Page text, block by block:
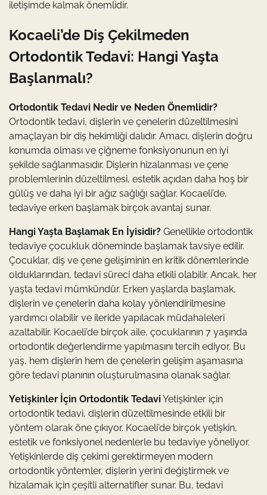
iletişimde kalmak önemlidir.
Kocaeli’de Diş Çekilmeden
Ortodontik Tedavi: Hangi Yaşta
Başlanmalı?
Ortodontik Tedavi Nedir ve Neden Önemlidir?
Ortodontik tedavi, dişlerin ve çenelerin düzeltilmesini
amaçlayan bir diş hekimliği dalıdır. Amacı, dişlerin doğru
konumda olması ve çiğneme fonksiyonunun en iyi
şekilde sağlanmasıdır. Dişlerin hizalanması ve çene
problemlerinin düzeltilmesi, estetik açıdan daha hoş bir
gülüş ve daha iyi bir ağız sağlığı sağlar. Kocaeli’de,
tedaviye erken başlamak birçok avantaj sunar.
Hangi Yaşta Başlamak En İyisidir? Genellikle ortodontik
tedaviye çocukluk döneminde başlamak tavsiye edilir.
Çocuklar, diş ve çene gelişiminin en kritik dönemlerinde
olduklarından, tedavi süreci daha etkili olabilir. Ancak, her
yaşta tedavi mümkündür. Erken yaşlarda başlamak,
dişlerin ve çenelerin daha kolay yönlendirilmesine
yardımcı olabilir ve ileride yapılacak müdahaleleri
azaltabilir. Kocaeli’de birçok aile, çocuklarının 7 yaşında
ortodontik değerlendirme yapılmasını tercih ediyor. Bu
yaş, hem dişlerin hem de çenelerin gelişim aşamasına
göre tedavi planının oluşturulmasına olanak sağlar.
Yetişkinler İçin Ortodontik TedaviYetişkinler için
ortodontik tedavi, dişlerin düzeltilmesinde etkili bir
yöntem olarak öne çıkıyor. Kocaeli’de birçok yetişkin,
estetik ve fonksiyonel nedenlerle bu tedaviye yöneliyor.
Yetişkinlerde diş çekimi gerektirmeyen modern
ortodontik yöntemler, dişlerin yerini değiştirmek ve
hizalamak için çeşitli alternatifler sunar. Bu, tedavi